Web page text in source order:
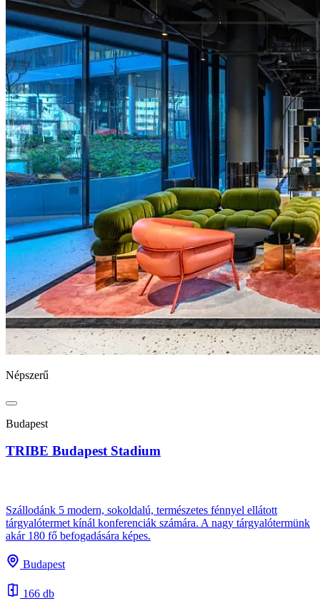
Népszerű
Budapest
TRIBE Budapest Stadium
Szállodánk 5 modern, sokoldalú, természetes fénnyel ellátott
tárgyalótermet kínál konferenciák számára. A nagy tárgyalótermünk
akár 180 fő befogadására képes.
Budapest
166 db